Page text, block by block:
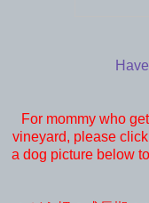
For mommy who
vineyard, please
a dog picture below